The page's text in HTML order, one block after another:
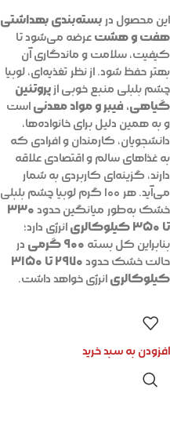
این محصول در بسته‌بندی بهداشتی
هفت و هشت عرضه می‌شود تا
کیفیت، سلامت و ماندگاری آن
بهتر حفظ شود. از نظر تغذیه‌ای، لوبیا
چشم بلبلی منبع خوبی ازپروتئین
گیاهی، فیبر و مواد معدنی است
و به همین دلیل برای خانواده‌ها،
دانشجویان، کارمندان و افرادی که
به غذاهای سالم و اقتصادی علاقه
دارند، گزینه‌ای کاربردی به شمار
می‌آید. هر ۱۰۰ گرم لوبیا چشم بلبلی
خشک به‌طور میانگین حدود ۳۳۰
تا ۳۵۰ کیلوکالری
انرژی دارد؛
بنابراین کل بسته ۹۰۰ گرمی
در
حالت خشک حدود
۲۹۷۰ تا ۳۱۵۰
کیلوکالری انرژی خواهد داشت.
افزودن به سبد خرید